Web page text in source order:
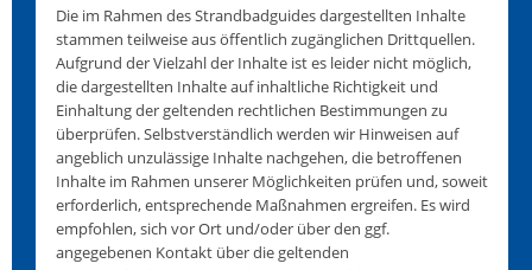
Die im Rahmen des Strandbadguides dargestellten Inhalte
stammen teilweise aus öffentlich zugänglichen Drittquellen.
Aufgrund der Vielzahl der Inhalte ist es leider nicht möglich,
die dargestellten Inhalte auf inhaltliche Richtigkeit und
Einhaltung der geltenden rechtlichen Bestimmungen zu
überprüfen. Selbstverständlich werden wir Hinweisen auf
angeblich unzulässige Inhalte nachgehen, die betroffenen
Inhalte im Rahmen unserer Möglichkeiten prüfen und, soweit
erforderlich, entsprechende Maßnahmen ergreifen. Es wird
empfohlen, sich vor Ort und/oder über den ggf.
angegebenen Kontakt über die geltenden